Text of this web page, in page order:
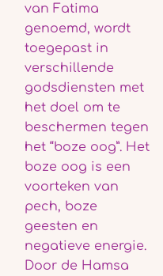
van Fatima
genoemd, wordt
toegepast in
verschillende
godsdiensten met
het doel om te
beschermen tegen
het “boze oog”. Het
boze oog is een
voorteken van
pech, boze
geesten en
negatieve energie.
Door de Hamsa